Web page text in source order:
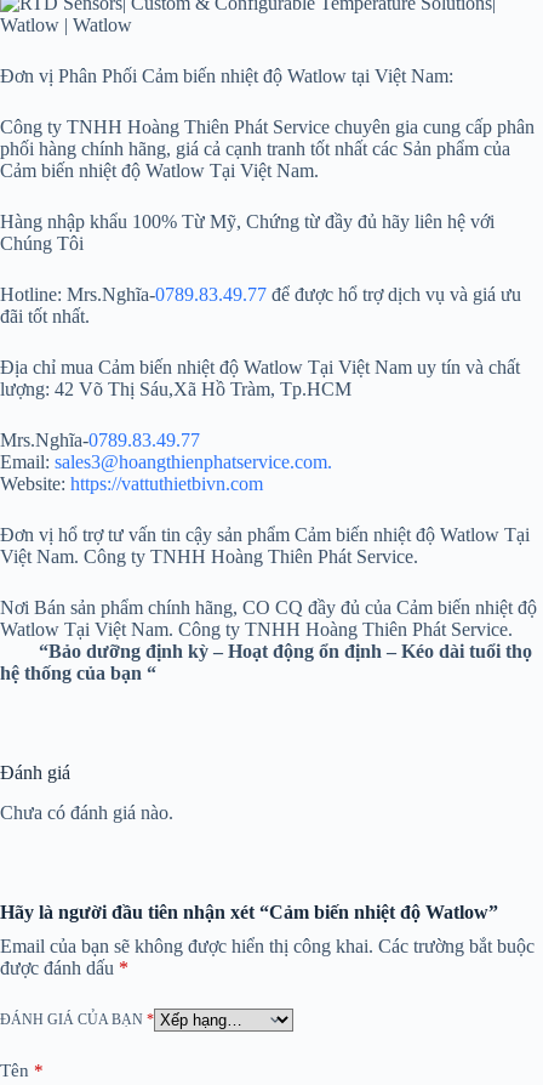
Đơn vị Phân Phối Cảm biến nhiệt độ Watlow tại Việt Nam:
Công ty TNHH Hoàng Thiên Phát Service chuyên gia cung cấp phân
phối hàng chính hãng, giá cả cạnh tranh tốt nhất các Sản phẩm của
Cảm biến nhiệt độ Watlow Tại Việt Nam.
Hàng nhập khẩu 100% Từ Mỹ, Chứng từ đầy đủ hãy liên hệ với
Chúng Tôi
Hotline: Mrs.Nghĩa-0789.83.49.77 để được hổ trợ dịch vụ và giá ưu
đãi tốt nhất.
Địa chỉ mua Cảm biến nhiệt độ Watlow Tại Việt Nam uy tín và chất
lượng: 42 Võ Thị Sáu,Xã Hồ Tràm, Tp.HCM
Mrs.Nghĩa-0789.83.49.77
Email: sales3@hoangthienphatservice.com.
Website: https://vattuthietbivn.com
Đơn vị hổ trợ tư vấn tin cậy sản phẩm Cảm biến nhiệt độ Watlow Tại
Việt Nam. Công ty TNHH Hoàng Thiên Phát Service.
Nơi Bán sản phẩm chính hãng, CO CQ đầy đủ của Cảm biến nhiệt độ
Watlow Tại Việt Nam. Công ty TNHH Hoàng Thiên Phát Service.
“Bảo dưỡng định kỳ – Hoạt động ổn định – Kéo dài tuổi thọ
hệ thống của bạn “
Đánh giá
Chưa có đánh giá nào.
Hãy là người đầu tiên nhận xét “Cảm biến nhiệt độ Watlow”
Email của bạn sẽ không được hiển thị công khai. Các trường bắt buộc
được đánh dấu *
ĐÁNH GIÁ CỦA BẠN *
Tên *